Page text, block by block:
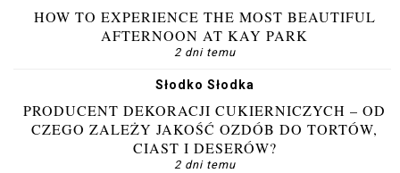
HOW TO EXPERIENCE THE MOST BEAUTIFUL
AFTERNOON AT KAY PARK
2 dni temu
Słodko Słodka
PRODUCENT DEKORACJI CUKIERNICZYCH – OD
CZEGO ZALEŻY JAKOŚĆ OZDÓB DO TORTÓW,
CIAST I DESERÓW?
2 dni temu